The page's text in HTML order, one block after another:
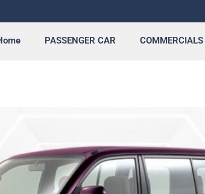
PASSENGER CAR COMMERCIALS